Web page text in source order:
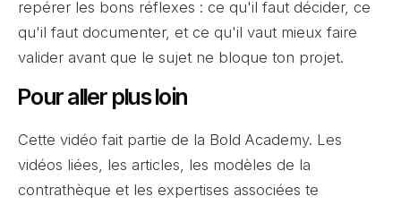
repérer les bons réflexes : ce qu'il faut décider, ce
qu'il faut documenter, et ce qu'il vaut mieux faire
valider avant que le sujet ne bloque ton projet.
Pour aller plus loin
Cette vidéo fait partie de la Bold Academy. Les
vidéos liées, les articles, les modèles de la
contrathèque et les expertises associées te